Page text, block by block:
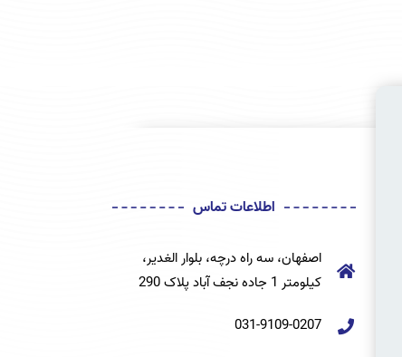
اطلاعات تماس
اصفهان، سه راه درچه، بلوار الغدیر،
کیلومتر 1 جاده نجف آباد پلاک 290
031-9109-0207